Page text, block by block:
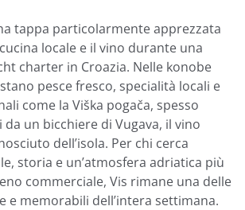
tappa particolarmente apprezzata
locale e il vino durante una
charter in Croazia. Nelle konobe
pesce fresco, specialità locali e
come la Viška pogača, spesso
un bicchiere di Vugava, il vino
dell’isola. Per chi cerca
storia e un’atmosfera adriatica più
commerciale, Vis rimane una delle
e memorabili dell’intera settimana.